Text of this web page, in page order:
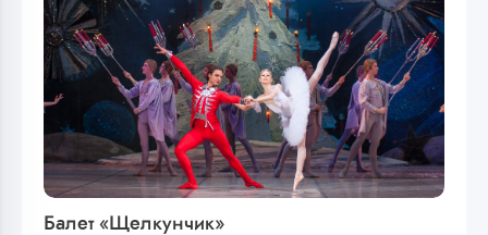
Балет «Щелкунчик»